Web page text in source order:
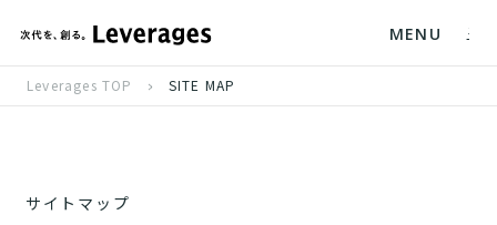
MENU
Leverages TOP SITE MAP
サイトマップ